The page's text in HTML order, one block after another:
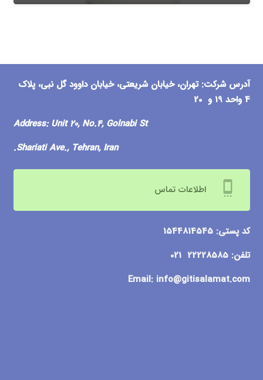
آدرس شرکت: تهران، خیابان شریعتی، خیابان داوود گل نبی، پلاک
4 واحد 19 و 20
Address:Unit 20, No.4, Golnabi St
Shariati Ave., Tehran, Iran.
settings_cell اطلاعات تماس
کد پستی: 1544814545
تلفن: 22228585 021
Email: info@gitisalamat.com